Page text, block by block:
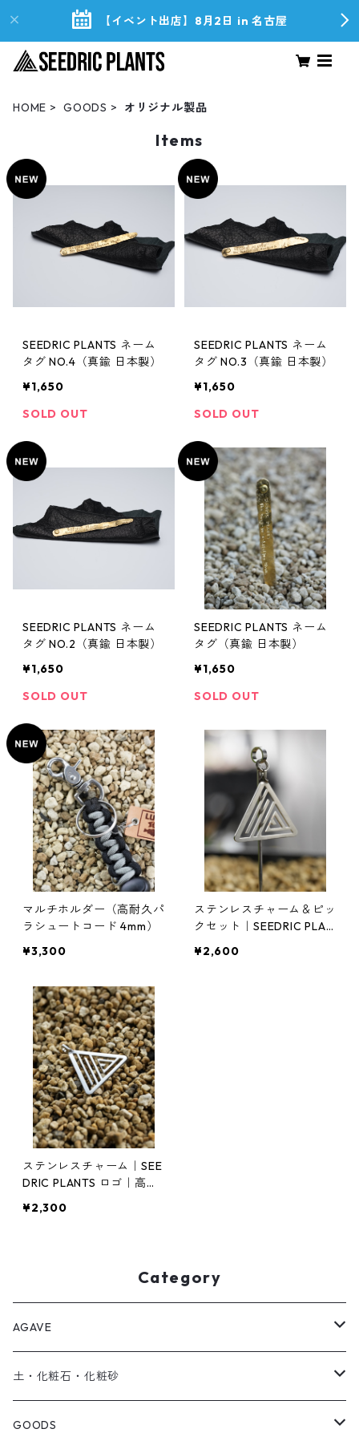
【イベント出店】8月2日 in 名古屋
HOME GOODS オリジナル製品
Items
SEEDRIC PLANTS ネーム
タグ NO.4（真鍮 日本製）
¥1,650
SOLD OUT
SEEDRIC PLANTS ネーム
タグ NO.3（真鍮 日本製）
¥1,650
SOLD OUT
SEEDRIC PLANTS ネーム
タグ NO.2（真鍮 日本製）
¥1,650
SOLD OUT
SEEDRIC PLANTS ネーム
タグ（真鍮 日本製）
¥1,650
SOLD OUT
マルチホルダー（高耐久パ
ラシュートコード 4mm）
¥3,300
ステンレスチャーム＆ピッ
クセット｜SEEDRIC PLAN
ールステンレス製
¥2,600
ステンレスチャーム｜SEE
DRIC PLANTS ロゴ｜高耐
製】
¥2,300
Category
AGAVE
SEEDRIC Signature
SEEDRIC Heritage
土・化粧石・化粧砂
アガベ用の土
GOODS